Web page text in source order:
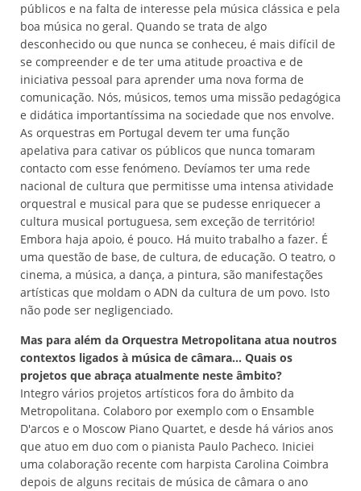
públicos e na falta de interesse pela música clássica e pela
boa música no geral. Quando se trata de algo
desconhecido ou que nunca se conheceu, é mais difícil de
se compreender e de ter uma atitude proactiva e de
iniciativa pessoal para aprender uma nova forma de
comunicação. Nós, músicos, temos uma missão pedagógica
e didática importantíssima na sociedade que nos envolve.
As orquestras em Portugal devem ter uma função
apelativa para cativar os públicos que nunca tomaram
contacto com esse fenómeno. Devíamos ter uma rede
nacional de cultura que permitisse uma intensa atividade
orquestral e musical para que se pudesse enriquecer a
cultura musical portuguesa, sem exceção de território!
Embora haja apoio, é pouco. Há muito trabalho a fazer. É
uma questão de base, de cultura, de educação. O teatro, o
cinema, a música, a dança, a pintura, são manifestações
artísticas que moldam o ADN da cultura de um povo. Isto
não pode ser negligenciado.
Mas para além da Orquestra Metropolitana atua noutros
contextos ligados à música de câmara... Quais os
projetos que abraça atualmente neste âmbito?
Integro vários projetos artísticos fora do âmbito da
Metropolitana. Colaboro por exemplo com o Ensamble
D'arcos e o Moscow Piano Quartet, e desde há vários anos
que atuo em duo com o pianista Paulo Pacheco. Iniciei
uma colaboração recente com harpista Carolina Coimbra
depois de alguns recitais de música de câmara o ano